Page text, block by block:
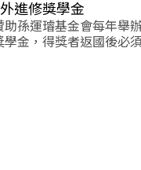
進修獎學金
助孫運璿基金會每年舉
學金，得獎者返國後必